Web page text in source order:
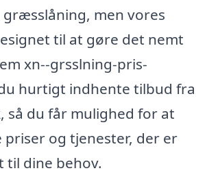
men vores
til at gøre det nemt
xn--grsslning-pris-
hurtigt indhente tilbud fra
så du får mulighed for at
priser og tjenester, der er
dine behov.